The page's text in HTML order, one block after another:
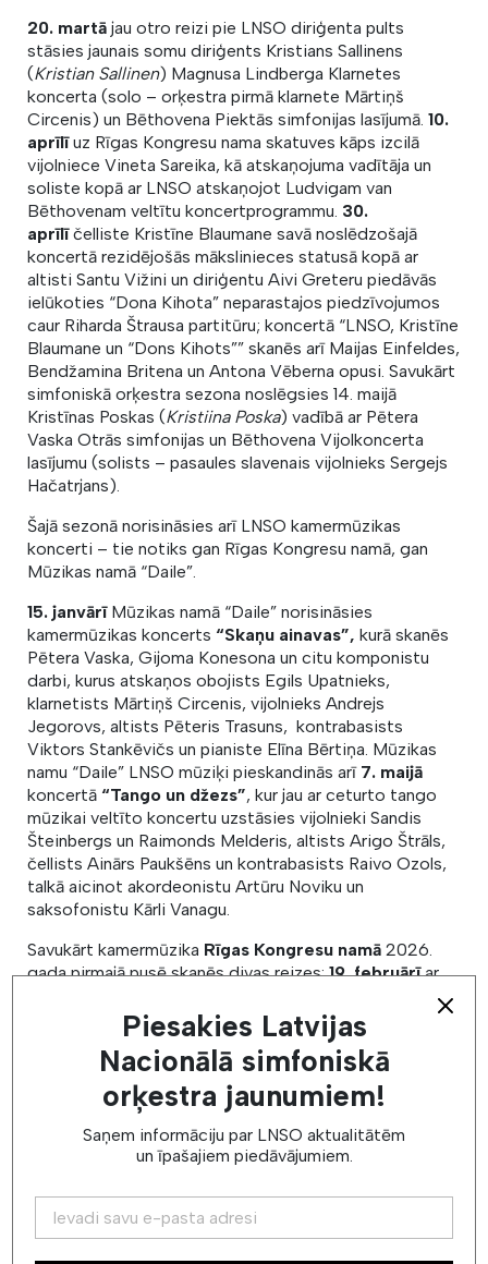
20. martā jau otro reizi pie LNSO diriģenta pults
stāsies jaunais somu diriģents Kristians Sallinens
(Kristian Sallinen) Magnusa Lindberga Klarnetes
koncerta (solo – orķestra pirmā klarnete Mārtiņš
Circenis) un Bēthovena Piektās simfonijas lasījumā. 10.
aprīlīuz Rīgas Kongresu nama skatuves kāps izcilā
vijolniece Vineta Sareika, kā atskaņojuma vadītāja un
soliste kopā ar LNSO atskaņojot Ludvigam van
Bēthovenam veltītu koncertprogrammu. 30.
aprīlīčelliste Kristīne Blaumane savā noslēdzošajā
koncertā rezidējošās mākslinieces statusā kopā ar
altisti Santu Vižini un diriģentu Aivi Greteru piedāvās
ielūkoties “Dona Kihota” neparastajos piedzīvojumos
caur Riharda Štrausa partitūru; koncertā “LNSO, Kristīne
Blaumane un “Dons Kihots”” skanēs arī Maijas Einfeldes,
Bendžamina Britena un Antona Vēberna opusi. Savukārt
simfoniskā orķestra sezona noslēgsies 14. maijā
Kristīnas Poskas (Kristiina Poska) vadībā ar Pētera
Vaska Otrās simfonijas un Bēthovena Vijolkoncerta
lasījumu (solists – pasaules slavenais vijolnieks Sergejs
Hačatrjans).
Šajā sezonā norisināsies arī LNSO kamermūzikas
koncerti – tie notiks gan Rīgas Kongresu namā, gan
Mūzikas namā “Daile”.
15. janvārīMūzikas namā “Daile” norisināsies
kamermūzikas koncerts “Skaņu ainavas”, kurā skanēs
Pētera Vaska, Gijoma Konesona un citu komponistu
darbi, kurus atskaņos obojists Egils Upatnieks,
klarnetists Mārtiņš Circenis, vijolnieks Andrejs
Jegorovs, altists Pēteris Trasuns, kontrabasists
Viktors Stankēvičs un pianiste Elīna Bērtiņa. Mūzikas
namu “Daile” LNSO mūziķi pieskandinās arī 7. maijā
koncertā “Tango un džezs”, kur jau ar ceturto tango
mūzikai veltīto koncertu uzstāsies vijolnieki Sandis
Šteinbergs un Raimonds Melderis, altists Arigo Štrāls,
čellists Ainārs Paukšēns un kontrabasists Raivo Ozols,
talkā aicinot akordeonistu Artūru Noviku un
saksofonistu Kārli Vanagu.
Savukārt kamermūzika Rīgas Kongresu namā 2026.
gada pirmajā pusē skanēs divas reizes:19. februārīar
Dream Team,
26. martānorisināsies koncerts “Taustiņi: Reihs,
Vasks un Bartoks”, kur muzicēs orķestra
sitaminstrumentālisti Elīna Endzele un Edgars Vaivods,
kā arī pianisti Evelīna Jēkabsone un Rihards Plešanovs.
Foto no LNSO mediju pasākuma 9. septembrī. Autors:
Mārcis Gaujenietis / LNSO
Piesakies Latvijas
Nacionālā simfoniskā
orķestra jaunumiem!
Saņem informāciju par LNSO aktualitātēm
un īpašajiem piedāvājumiem.